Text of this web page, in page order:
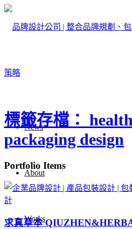
News
About
Works
標籤存檔：
packaging design
Portfolio Items
求真草本